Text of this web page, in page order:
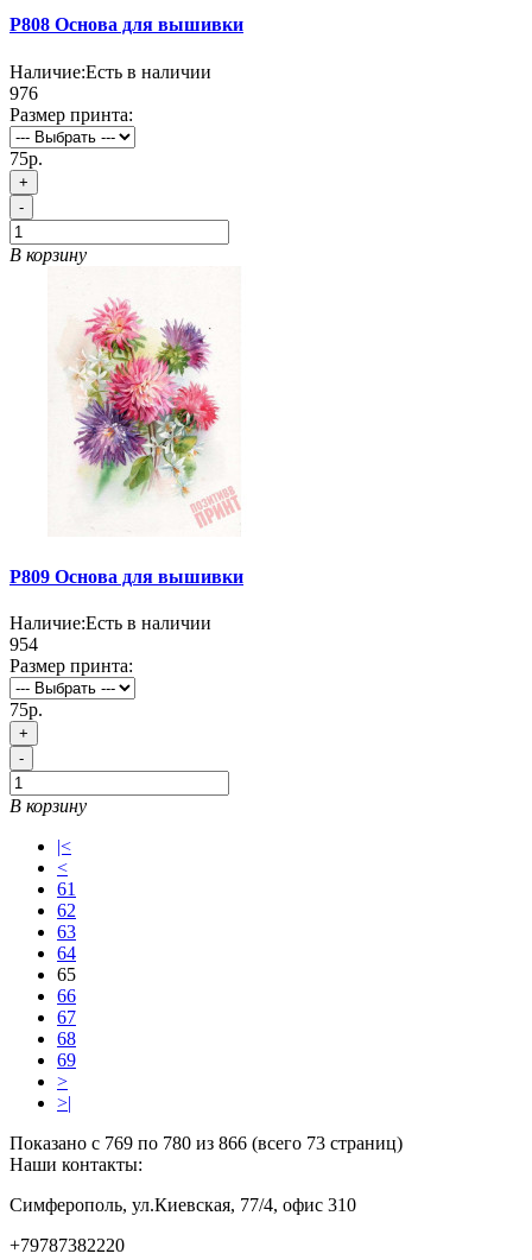
P808 Основа для вышивки
Наличие:Есть в наличии
976
Размер принта:
75р.
+
-
В корзину
P809 Основа для вышивки
Наличие:Есть в наличии
954
Размер принта:
75р.
+
-
В корзину
|<
<
61
62
63
64
65
66
67
68
69
>
>|
Показано с 769 по 780 из 866 (всего 73 страниц)
Наши контакты:
Симферополь, ул.Киевская, 77/4, офис 310
+79787382220